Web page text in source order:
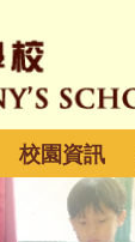
校園資訊